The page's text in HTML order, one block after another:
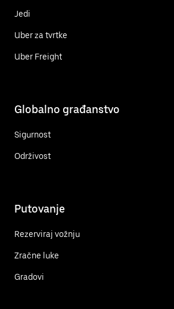
Jedi
Uber za tvrtke
Uber Freight
Globalno građanstvo
Sigurnost
Održivost
Putovanje
Rezerviraj vožnju
Zračne luke
Gradovi